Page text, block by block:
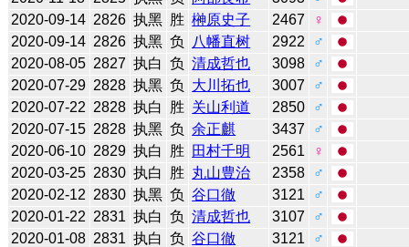
2020-09-14 2826 执黑 胜 榊原史子 2467
♀
2020-09-14 2826 执黑 负 八幡直树 2922
♂
2020-08-05 2827 执白 负 清成哲也 3098
♂
2020-07-29 2828 执黑 负 大川拓也 3007
♂
2020-07-22 2828 执白 胜 关山利道 2850
♂
2020-07-15 2828 执黑 负 余正麒 3437
♂
2020-06-10 2829 执白 胜 田村千明 2561
♀
2020-03-25 2830 执白 胜 丸山豊治 2358
♂
2020-02-12 2830 执黑 负 谷口徹 3121
♂
2020-01-22 2831 执白 负 清成哲也 3107
♂
2020-01-08 2831 执白 负 谷口徹 3121
♂